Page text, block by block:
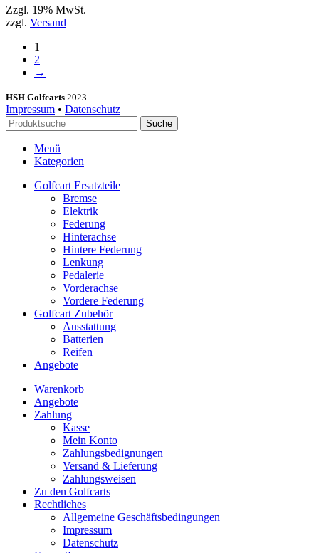
Zzgl. 19% MwSt.
zzgl. Versand
1
2
→
HSH Golfcarts 2023
Impressum • Datenschutz
Suche
Menü
Kategorien
Golfcart Ersatzteile
Bremse
Elektrik
Federung
Hinterachse
Hintere Federung
Lenkung
Pedalerie
Vorderachse
Vordere Federung
Golfcart Zubehör
Ausstattung
Batterien
Reifen
Angebote
Warenkorb
Angebote
Zahlung
Kasse
Mein Konto
Zahlungsbedignungen
Versand & Lieferung
Zahlungsweisen
Zu den Golfcarts
Rechtliches
Allgemeine Geschäftsbedingungen
Impressum
Datenschutz